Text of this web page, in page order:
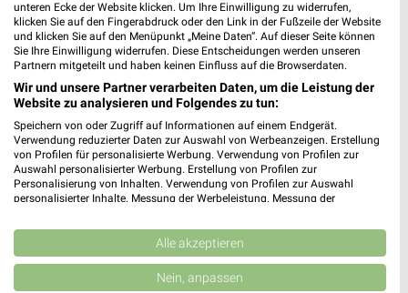
bremer Baustoffe Luschendorf
Ostseestraße 2
23689 Luschendorf
Heute 06:30 - 18:00 Uhr | Geöffnet
33,06 km
unteren Ecke der Website klicken. Um Ihre Einwilligung zu widerrufen,
klicken Sie auf den Fingerabdruck oder den Link in der Fußzeile der Website
und klicken Sie auf den Menüpunkt „Meine Daten“. Auf dieser Seite können
Sie Ihre Einwilligung widerrufen. Diese Entscheidungen werden unseren
Partnern mitgeteilt und haben keinen Einfluss auf die Browserdaten.
Wir und unsere Partner verarbeiten Daten, um die Leistung der
Website zu analysieren und Folgendes zu tun:
Speichern von oder Zugriff auf Informationen auf einem Endgerät.
Verwendung reduzierter Daten zur Auswahl von Werbeanzeigen. Erstellung
von Profilen für personalisierte Werbung. Verwendung von Profilen zur
Auswahl personalisierter Werbung. Erstellung von Profilen zur
Personalisierung von Inhalten. Verwendung von Profilen zur Auswahl
personalisierter Inhalte. Messung der Werbeleistung. Messung der
Kombinationen von Daten aus verschiedenen Quellen. Entwicklung und
Verbesserung der Angebote. Verwendung reduzierter Daten zur Auswahl
von Inhalten.
Daten können außerhalb der Europäischen Union weitergegeben und in die
USA gesendet werden.
Alle akzeptieren
Nein, anpassen